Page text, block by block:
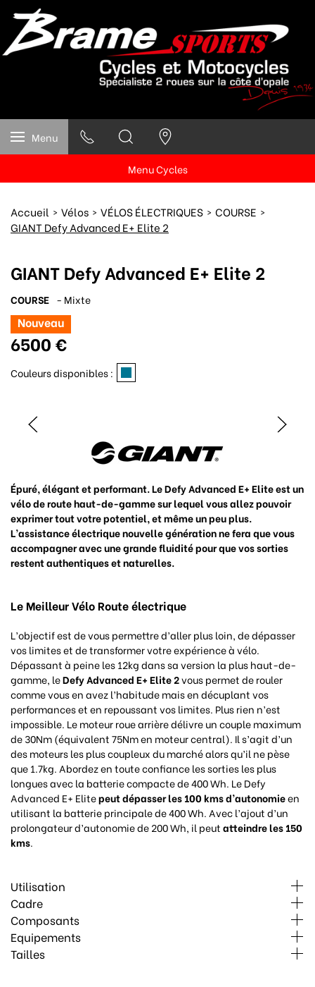
Menu
Menu Cycles
Accueil Vélos VÉLOS ÉLECTRIQUES
COURSE
GIANT Defy Advanced E+ Elite 2
GIANT Defy Advanced E+ Elite 2
COURSE - Mixte
Nouveau
6500 €
Couleurs disponibles :
Épuré, élégant et performant. Le Defy Advanced E+ Elite est un
vélo de route haut-de-gamme sur lequel vous allez pouvoir
exprimer tout votre potentiel, et même un peu plus.
L’assistance électrique nouvelle génération ne fera que vous
accompagner avec une grande fluidité pour que vos sorties
restent authentiques et naturelles.
Le Meilleur Vélo Route électrique
L’objectif est de vous permettre d’aller plus loin, de dépasser
vos limites et de transformer votre expérience à vélo.
Dépassant à peine les 12kg dans sa version la plus haut-de-
gamme, leDefy Advanced E+ Elite 2vous permet de rouler
comme vous en avez l’habitude mais en décuplant vos
performances et en repoussant vos limites. Plus rien n’est
impossible. Le moteur roue arrière délivre un couple maximum
de 30Nm (équivalent 75Nm en moteur central). Il s’agit d’un
des moteurs les plus coupleux du marché alors qu’il ne pèse
que 1.7kg. Abordez en toute confiance les sorties les plus
longues avec la batterie compacte de 400 Wh. Le Defy
Advanced E+ Elitepeut dépasser les 100 kms d’autonomieen
utilisant la batterie principale de 400 Wh. Avec l’ajout d’un
prolongateur d’autonomie de 200 Wh, il peutatteindre les 150
kms.
Utilisation
Cadre
Composants
Equipements
Tailles